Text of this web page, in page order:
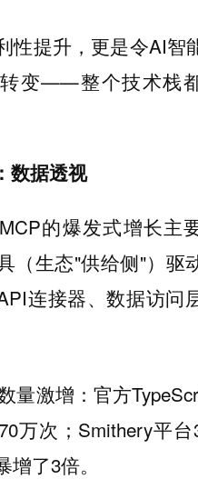
性提升，更是令AI智
变——整个技术栈
数据透视
的爆发式增长主
（生态"供给侧"）驱
连接器、数据访问
量激增：官方
万次；Smithery平
增了3倍。